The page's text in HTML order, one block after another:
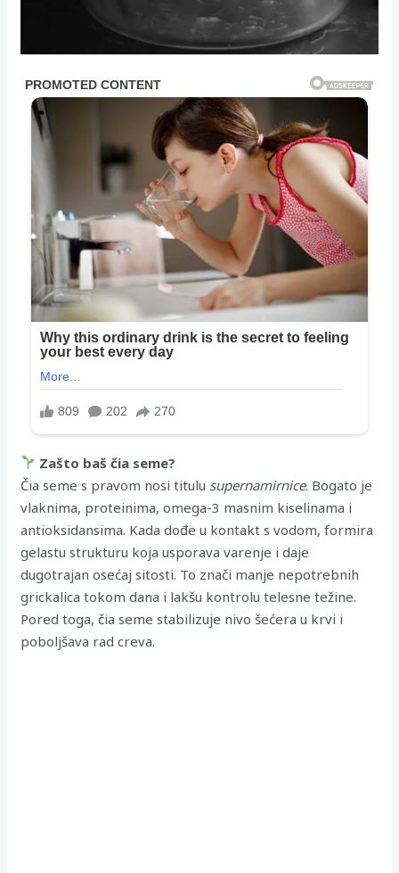
Zašto baš čia seme?
Čia seme s pravom nosi titulu supernamirnice. Bogato je
vlaknima, proteinima, omega-3 masnim kiselinama i
antioksidansima. Kada dođe u kontakt s vodom, formira
gelastu strukturu koja usporava varenje i daje
dugotrajan osećaj sitosti. To znači manje nepotrebnih
grickalica tokom dana i lakšu kontrolu telesne težine.
Pored toga, čia seme stabilizuje nivo šećera u krvi i
poboljšava rad creva.